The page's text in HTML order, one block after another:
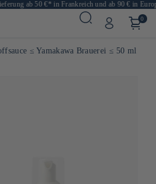
ab 50 €* in Frankreich und ab 90 € in Europa
0
≤ Yamakawa Brauerei ≤ 50 ml